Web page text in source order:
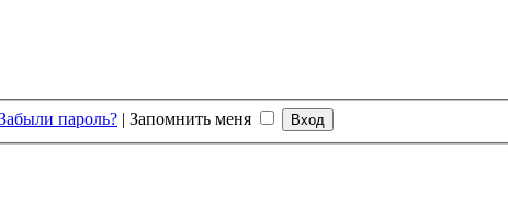
пароль? | Запомнить меня